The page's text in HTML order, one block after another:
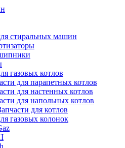
стиральных машин
газовых котлов
для парапетных котлов
для настенных котлов
для напольных котлов
для котлов
газовых колонок